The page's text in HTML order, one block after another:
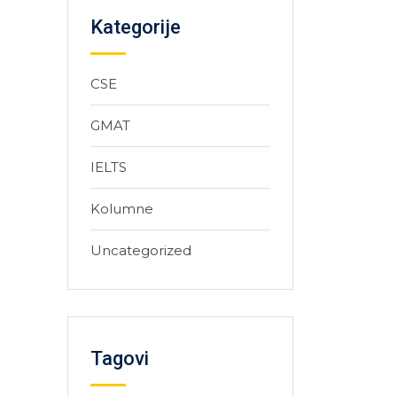
Kategorije
CSE
GMAT
IELTS
Kolumne
Uncategorized
Tagovi